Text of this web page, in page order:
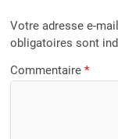
Votre adresse e-
obligatoires sont
Commentaire*